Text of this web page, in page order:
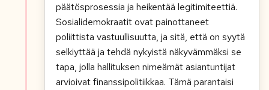
päätösprosessia ja heikentää legitimiteettiä.
Sosialidemokraatit ovat painottaneet
poliittista vastuullisuutta, ja sitä, että on syytä
selkiyttää ja tehdä nykyistä näkyvämmäksi se
tapa, jolla hallituksen nimeämät asiantuntijat
arvioivat finanssipolitiikkaa. Tämä parantaisi